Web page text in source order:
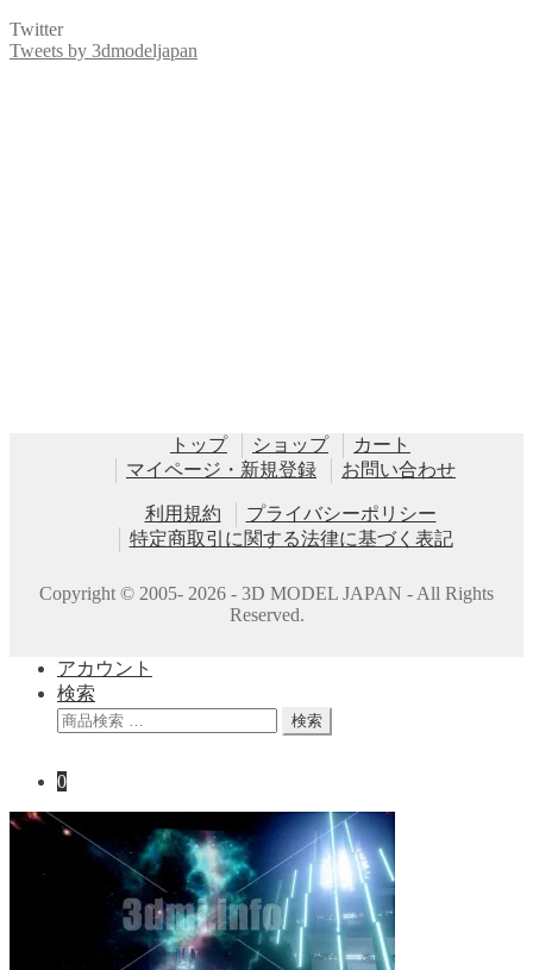
象:
Twitter
Tweets by 3dmodeljapan
トップ ショップ
カート
マイページ・新規登録
お問い合わせ
利用規約
プライバシーポリシー
特定商取引に関する法律に基づく表記
Copyright © 2005- 2026 - 3D MODEL JAPAN - All Rights
Reserved.
アカウント
検索
検
対
象:
検索
0